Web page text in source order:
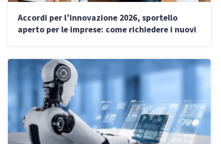
Accordi per l’innovazione 2026, sportello
aperto per le imprese: come richiedere i nuovi